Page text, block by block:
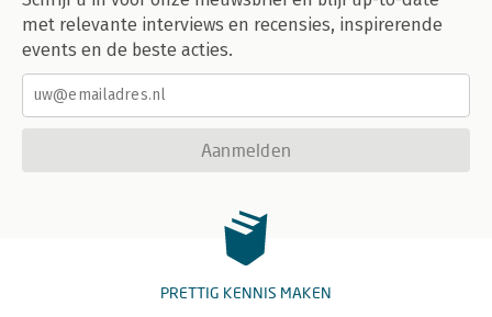
met relevante interviews en recensies, inspirerende
events en de beste acties.
Aanmelden
PRETTIG KENNIS MAKEN